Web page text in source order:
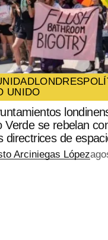
LONDRES
UNIDO
Verde se rebelan
directrices de
Arciniegas López